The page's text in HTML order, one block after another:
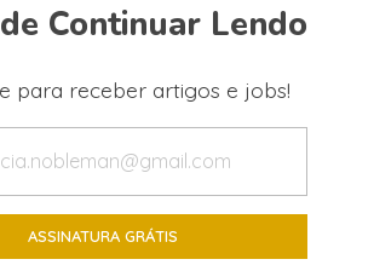
Continuar Lendo
para receber artigos e jobs!